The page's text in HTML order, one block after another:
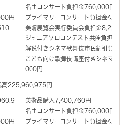
円
名曲コンサート負担金760,000円
プライマリーコンサート負担金
美術展覧会実行委員会負担金
ジュニアソロコンテスト共催負担金
解説付きシネマ歌舞伎市民割引負担
こども向け歌舞伎講座付きシネマ歌
000円
高225,960,975円
円
美術品購入7,400,760円
名曲コンサート負担金760,000円
プライマリーコンサート負担金